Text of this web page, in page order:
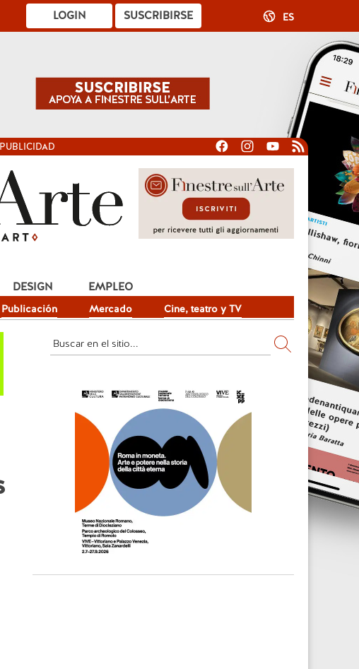
SUSCRIBIRSE
LOGIN ES
PUBLICIDAD
Publicación Mercado Cine, teatro y TV
DESIGN EMPLEO